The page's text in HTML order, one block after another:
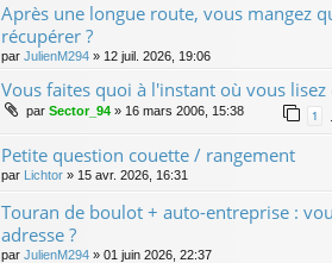
Après une longue route, vous mangez
récupérer ?
par JulienM294 » 12 juil. 2026, 19:06
Vous faites quoi à l'instant où vous lisez
par Sector_94 » 16 mars 2006, 15:38 1
Petite question couette / rangement
par Lichtor » 15 avr. 2026, 16:31
Touran de boulot + auto-entreprise :
adresse ?
par JulienM294 » 01 juin 2026, 22:37